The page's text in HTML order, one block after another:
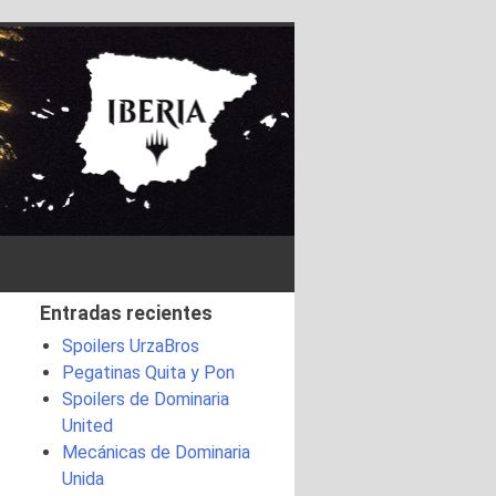
Entradas recientes
Spoilers UrzaBros
Pegatinas Quita y Pon
Spoilers de Dominaria
United
Mecánicas de Dominaria
Unida